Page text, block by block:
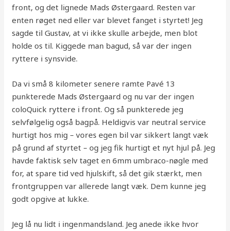
front, og det lignede Mads Østergaard. Resten var
enten røget ned eller var blevet fanget i styrtet! Jeg
sagde til Gustav, at vi ikke skulle arbejde, men blot
holde os til. Kiggede man bagud, så var der ingen
ryttere i synsvide.
Da vi små 8 kilometer senere ramte Pavé 13
punkterede Mads Østergaard og nu var der ingen
coloQuick ryttere i front. Og så punkterede jeg
selvfølgelig også bagpå. Heldigvis var neutral service
hurtigt hos mig – vores egen bil var sikkert langt væk
på grund af styrtet – og jeg fik hurtigt et nyt hjul på. Jeg
havde faktisk selv taget en 6mm umbraco-nøgle med
for, at spare tid ved hjulskift, så det gik stærkt, men
frontgruppen var allerede langt væk. Dem kunne jeg
godt opgive at lukke.
Jeg lå nu lidt i ingenmandsland. Jeg anede ikke hvor